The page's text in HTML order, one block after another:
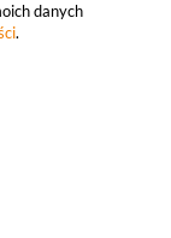
danych
.